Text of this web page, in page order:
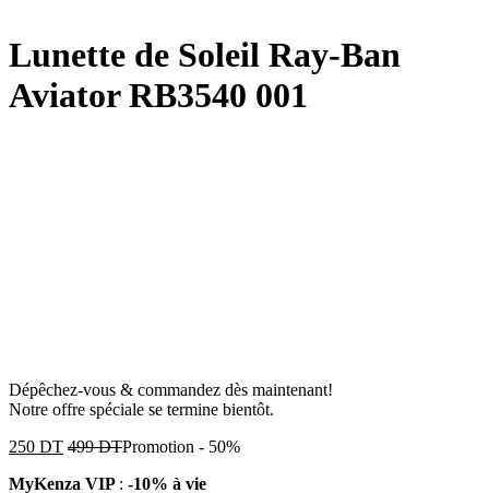
Lunette de Soleil Ray-Ban
Aviator RB3540 001
Dépêchez-vous & commandez dès maintenant!
Notre offre spéciale se termine bientôt.
250 DT 499DTPromotion - 50%
MyKenza VIP : -10% à vie